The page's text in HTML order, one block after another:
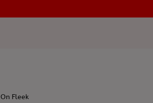
On Fleek